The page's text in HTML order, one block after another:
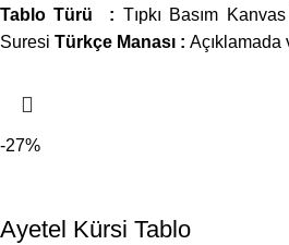
Tablo Türü : Tıpkı Basım
Suresi Türkçe Manası : Açıklamada
-27%
Ayetel Kürsi Tablo